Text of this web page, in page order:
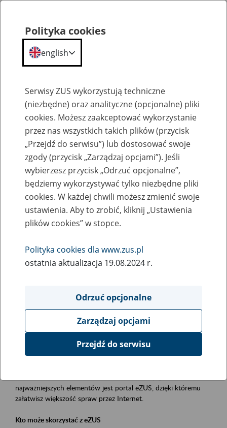
Szkolenia
Zaproś ZUS do siebie - zakładanie profili
eZUS w siedzibie Twojej firmy
Rodzaj wydarzenia
Szkolenia
obsługa klientów
Event description
Platforma Usług Elektronicznych eZUS
najważniejszych elementów jest portal eZUS, dzięki któremu
załatwisz większość spraw przez Internet.
Kto może skorzystać z eZUS
Polityka cookies
english
Serwisy ZUS wykorzystują techniczne
(niezbędne) oraz analityczne (opcjonalne) pliki
cookies. Możesz zaakceptować wykorzystanie
przez nas wszystkich takich plików (przycisk
„Przejdź do serwisu”) lub dostosować swoje
zgody (przycisk „Zarządzaj opcjami”). Jeśli
wybierzesz przycisk „Odrzuć opcjonalne”,
będziemy wykorzystywać tylko niezbędne pliki
cookies. W każdej chwili możesz zmienić swoje
ustawienia. Aby to zrobić, kliknij „Ustawienia
plików cookies” w stopce.
Polityka cookies dla www.zus.pl
ostatnia aktualizacja 19.08.2024 r.
Odrzuć opcjonalne
Zarządzaj opcjami
Przejdź do serwisu